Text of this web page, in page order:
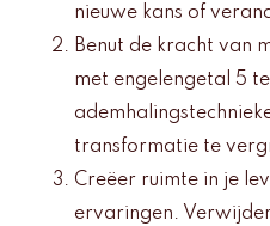
nieuwe kans of
Benut de kracht van
met engelengetal 5
transformatie te
Creëer ruimte in je
ervaringen.